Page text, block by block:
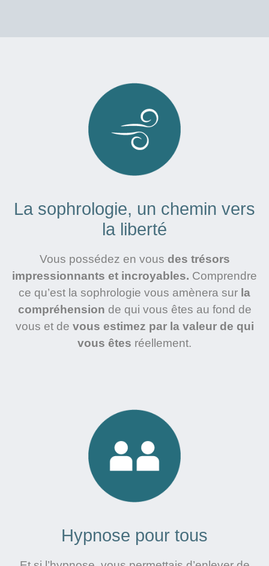
La sophrologie, un chemin vers
la liberté
Vous possédez en vous des trésors
impressionnants et incroyables. Comprendre
ce qu’est la sophrologie vous amènera sur la
compréhension de qui vous êtes au fond de
vous et de vous estimez par la valeur de qui
vous êtes réellement.
Hypnose pour tous